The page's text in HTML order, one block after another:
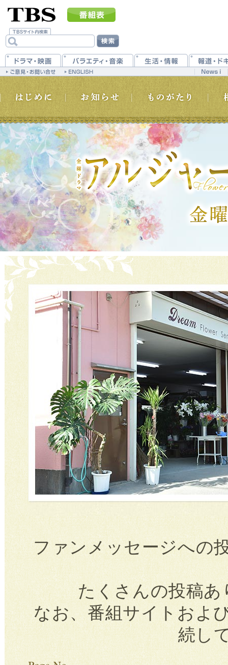
ファンメッセージへの
たくさんの投稿
なお、番組サイトおよ
続し